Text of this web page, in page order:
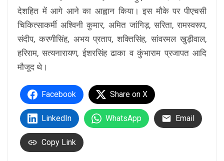
देशहित में आगे आने का आह्वान किया। इस मौके पर पीएचसी
चिकित्साकर्मी अश्विनी कुमार, अमित जांगिड़, सरिता, रामस्वरूप,
संदीप, करणीसिंह, अभय प्रताप, शक्तिसिंह, सांवरमल खुड़ीवाल,
हरिराम, सत्यनारायण, ईशरसिंह ढाका व कुंभाराम प्रजापत आदि
मौजूद थे।
Facebook Share on X
LinkedIn WhatsApp Email
Copy Link